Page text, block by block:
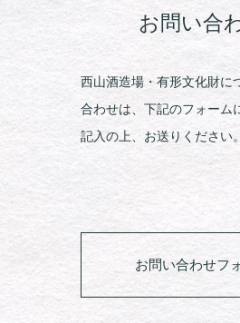
お問い合
西山酒造場・有形文化財に
合わせは、下記のフォーム
記入の上、お送りください。
お問い合わせフ